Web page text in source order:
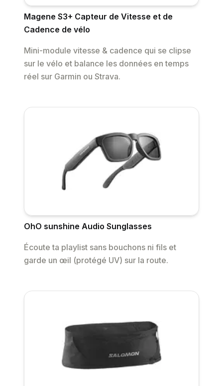
Magene S3+ Capteur de Vitesse et de
Cadence de vélo
Mini-module vitesse & cadence qui se clipse
sur le vélo et balance les données en temps
réel sur Garmin ou Strava.
OhO sunshine Audio Sunglasses
Écoute ta playlist sans bouchons ni fils et
garde un œil (protégé UV) sur la route.